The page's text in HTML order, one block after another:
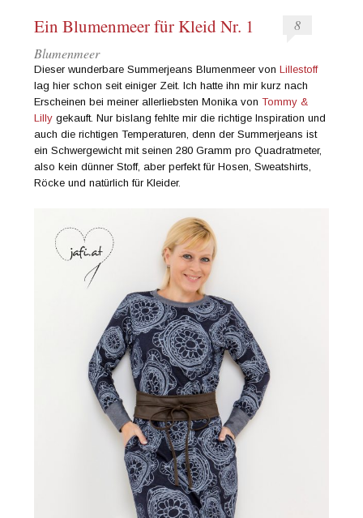
Ein Blumenmeer für Kleid Nr. 1
8
Blumenmeer
Dieser wunderbare Summerjeans Blumenmeer vonLillestoff
lag hier schon seit einiger Zeit. Ich hatte ihn mir kurz nach
Erscheinen bei meiner allerliebsten Monika vonTommy &
Lilly gekauft. Nur bislang fehlte mir die richtige Inspiration und
auch die richtigen Temperaturen, denn der Summerjeans ist
ein Schwergewicht mit seinen 280 Gramm pro Quadratmeter,
also kein dünner Stoff, aber perfekt für Hosen, Sweatshirts,
Röcke und natürlich für Kleider.